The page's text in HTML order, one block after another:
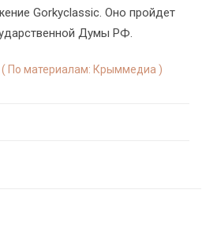
Gorkyclassic. Оно пройдет
Думы РФ.
По материалам: Крыммедиа )